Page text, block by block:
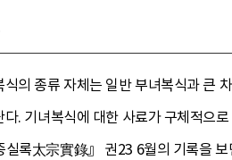
식의 종류 자체는 일반 부녀복식과 큰
다. 기녀복식에 대한 사료가 구체적으
실록太宗實錄』 권23 6월의 기록을